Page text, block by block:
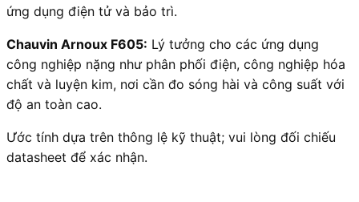
ứng dụng điện tử và bảo trì.
Chauvin Arnoux F605: Lý tưởng cho các ứng dụng
công nghiệp nặng như phân phối điện, công nghiệp hóa
chất và luyện kim, nơi cần đo sóng hài và công suất với
độ an toàn cao.
Ước tính dựa trên thông lệ kỹ thuật; vui lòng đối chiếu
datasheet để xác nhận.